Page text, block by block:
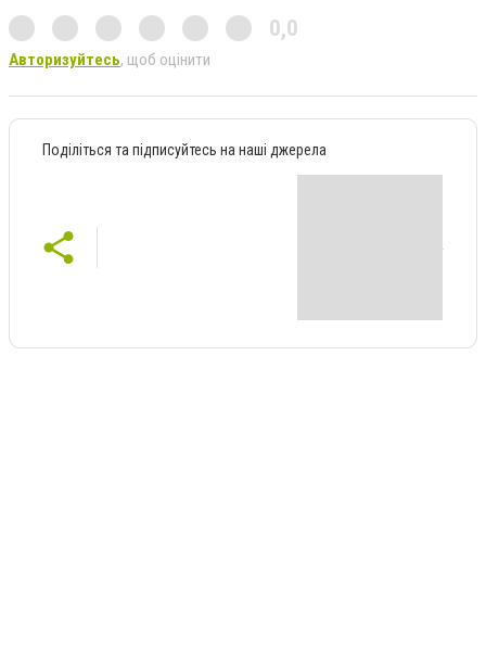
0,0
Авторизуйтесь, щоб оцінити
Поділіться та підписуйтесь на наші джерела